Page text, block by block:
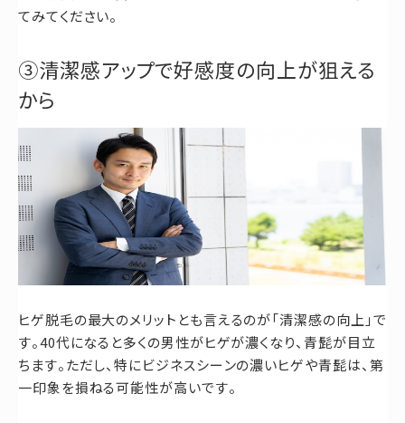
てみてください。
③清潔感アップで好感度の向上が狙える
から
ヒゲ脱毛の最大のメリットとも言えるのが「清潔感の向上」で
す。40代になると多くの男性がヒゲが濃くなり、青髭が目立
ちます。ただし、特にビジネスシーンの濃いヒゲや青髭は、第
一印象を損ねる可能性が高いです。